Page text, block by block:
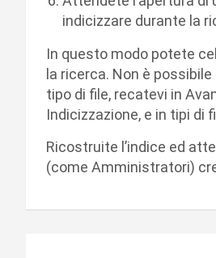
indicizzare durante la
In questo modo potete
la ricerca. Non è
tipo di file, recatevi in
Indicizzazione, e in tipi di
Ricostruite l’indice ed
(come Amministratori)